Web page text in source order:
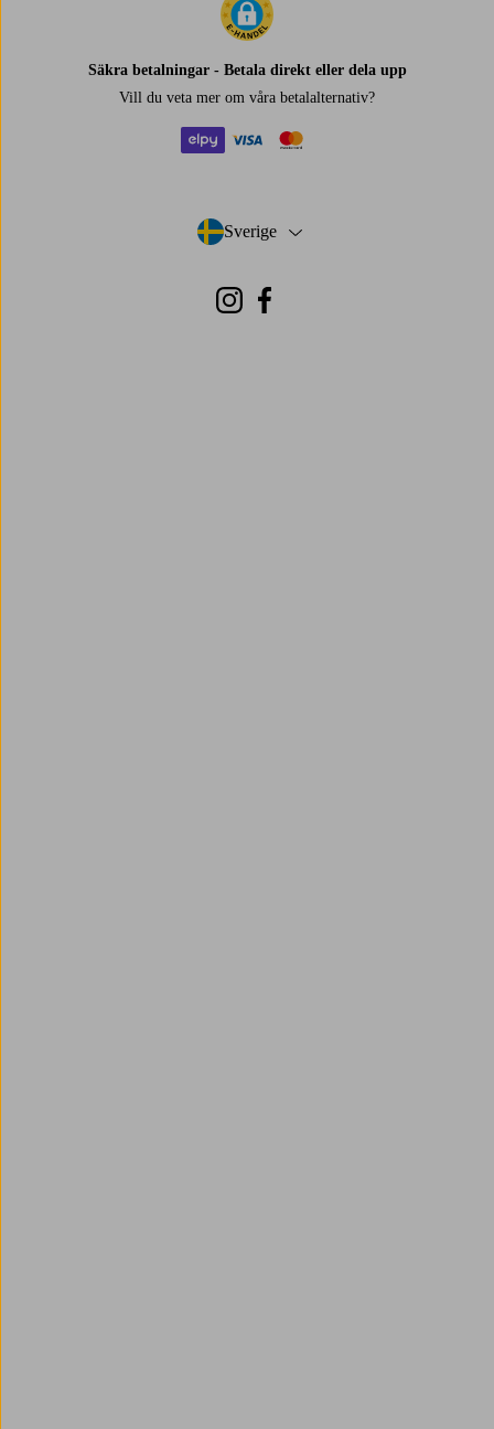
Säkra betalningar - Betala direkt eller dela upp
Vill du veta mer om våra betalalternativ?
Sverige
- Välj land